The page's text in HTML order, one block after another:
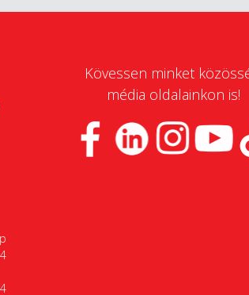
Kövessen minket
média oldalainkon is!